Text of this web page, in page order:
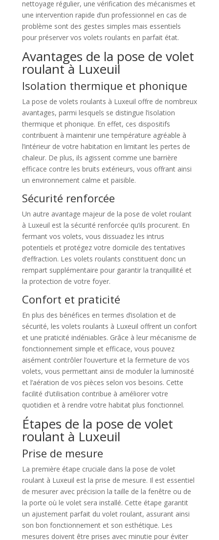
nettoyage régulier, une vérification des mécanismes et
une intervention rapide d’un professionnel en cas de
problème sont des gestes simples mais essentiels
pour préserver vos volets roulants en parfait état.
Avantages de la pose de volet
roulant à Luxeuil
Isolation thermique et phonique
La pose de volets roulants à Luxeuil offre de nombreux
avantages, parmi lesquels se distingue l’isolation
thermique et phonique. En effet, ces dispositifs
contribuent à maintenir une température agréable à
l’intérieur de votre habitation en limitant les pertes de
chaleur. De plus, ils agissent comme une barrière
efficace contre les bruits extérieurs, vous offrant ainsi
un environnement calme et paisible.
Sécurité renforcée
Un autre avantage majeur de la pose de volet roulant
à Luxeuil est la sécurité renforcée qu’ils procurent. En
fermant vos volets, vous dissuadez les intrus
potentiels et protégez votre domicile des tentatives
d’effraction. Les volets roulants constituent donc un
rempart supplémentaire pour garantir la tranquillité et
la protection de votre foyer.
Confort et praticité
En plus des bénéfices en termes d’isolation et de
sécurité, les volets roulants à Luxeuil offrent un confort
et une praticité indéniables. Grâce à leur mécanisme de
fonctionnement simple et efficace, vous pouvez
aisément contrôler l’ouverture et la fermeture de vos
volets, vous permettant ainsi de moduler la luminosité
et l’aération de vos pièces selon vos besoins. Cette
facilité d’utilisation contribue à améliorer votre
quotidien et à rendre votre habitat plus fonctionnel.
Étapes de la pose de volet
roulant à Luxeuil
Prise de mesure
La première étape cruciale dans la pose de volet
roulant à Luxeuil est la prise de mesure. Il est essentiel
de mesurer avec précision la taille de la fenêtre ou de
la porte où le volet sera installé. Cette étape garantit
un ajustement parfait du volet roulant, assurant ainsi
son bon fonctionnement et son esthétique. Les
mesures doivent être prises avec minutie pour éviter